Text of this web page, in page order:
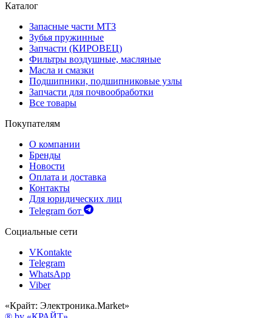
Каталог
Запасные части МТЗ
Зубья пружинные
Запчасти (КИРОВЕЦ)
Фильтры воздушные, масляные
Масла и смазки
Подшипники, подшипниковые узлы
Запчасти для почвообработки
Все товары
Покупателям
О компании
Бренды
Новости
Оплата и доставка
Контакты
Для юридических лиц
Telegram бот
Социальные сети
VKontakte
Telegram
WhatsApp
Viber
«Крайт: Электроника.Market»